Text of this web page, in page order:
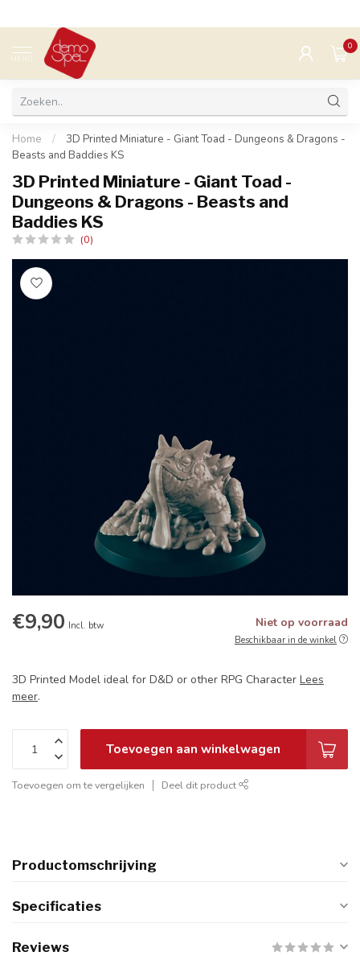
MENU
0
Home /
3D Printed Miniature - Giant Toad - Dungeons & Dragons -
Beasts and Baddies KS
3D Printed Miniature - Giant Toad -
Dungeons & Dragons - Beasts and
Baddies KS
(0)
€9,90 Incl. btw Niet op voorraad
Beschikbaar in de winkel
3D Printed Model ideal for D&D or other RPG Character Lees
meer.
Toevoegen aan winkelwagen
Toevoegen om te vergelijken Deel dit product
Productomschrijving
Specificaties
Reviews